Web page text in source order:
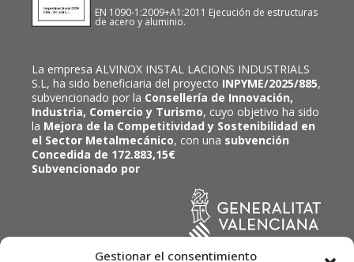
Gestionar el consentimiento
EN 1090-1:2009+A1:2011 Ejecución de estructuras
de acero y aluminio.
La empresa ALVINOX INSTAL LACIONS INDUSTRIALS
S.L, ha sido beneficiaria del proyecto INPYME/2025/885,
subvencionado por la Consellería de Innovación,
Industria, Comercio y Turismo, cuyo objetivo ha sido
la Mejora de la Competitividad y Sostenibilidad en
el Sector Metalmecánico, con una subvención
Concedida de 172.883,15€
Subvencionado por